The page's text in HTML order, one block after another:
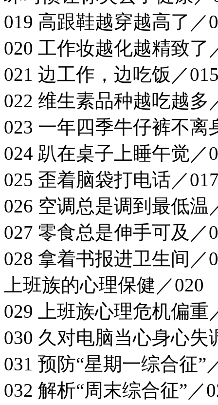
019 高跟鞋越穿越高了／
020 工作妆越化越精致了
021 边工作，边吃饭／
022 维生素品种越吃越多
023 一年四季牛仔裤不离
024 趴在桌子上睡午觉／
025 歪着脑袋打电话／
026 空调总是调到最低温
027 零食总是伸手可及／
028 拿着书报进卫生间／
上班族的心理保健／020
029 上班族心理危机偏重
030 久对电脑当心身心失
031 预防“星期一综合征”
032 解析“周末综合征”／